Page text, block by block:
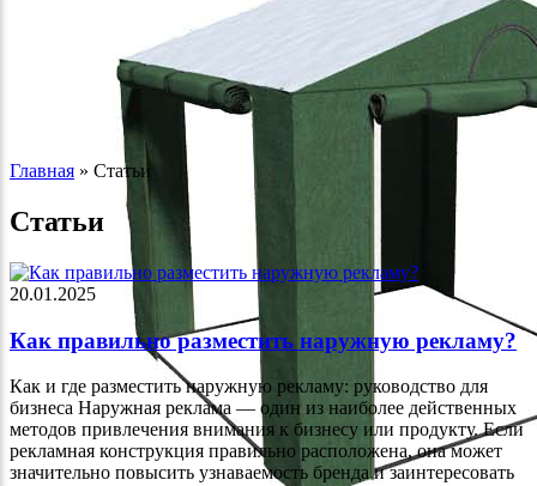
Главная » Статьи
Статьи
20.01.2025
Как правильно разместить наружную рекламу?
Как и где разместить наружную рекламу: руководство для
бизнеса Наружная реклама — один из наиболее действенных
методов привлечения внимания к бизнесу или продукту. Если
рекламная конструкция правильно расположена, она может
значительно повысить узнаваемость бренда и заинтересовать